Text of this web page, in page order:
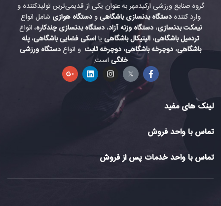
گروه صنایع ورزشی ارکیدمهر به عنوان یکی از قدیمی‌ترین تولیدکننده و
وارد کنندهدستگاه بدنسازی باشگاهیودستگاه هوازی شامل انواع
نیمکت بدنسازی، دستگاه وزنه آزاد، دستگاه بدنسازی چندکاره، انواع
تردمیل باشگاهی، الپتیکال باشگاهی یااسکی فضایی باشگاهی،پله
باشگاهی، دوچرخه باشگاهی، دوچرخه ثابت و انواعدستگاه ورزشی
خانگیاست.
لینک های مفید
تماس با واحد فروش
تماس با واحد خدمات پس از فروش